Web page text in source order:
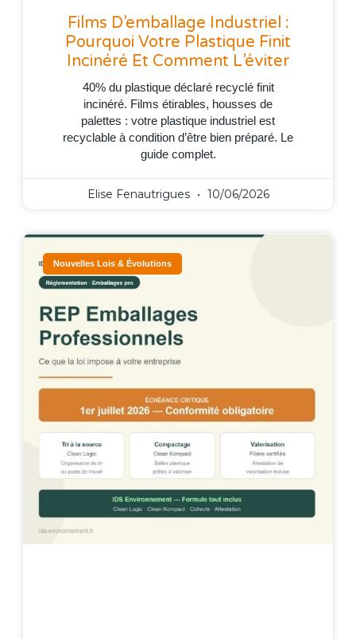
Films D’emballage Industriel :
Pourquoi Votre Plastique Finit
Incinéré Et Comment L’éviter
40% du plastique déclaré recyclé finit
incinéré. Films étirables, housses de
palettes : votre plastique industriel est
recyclable à condition d’être bien préparé. Le
guide complet.
Elise Fenautrigues 10/06/2026
Nouvelles Lois & Évolutions